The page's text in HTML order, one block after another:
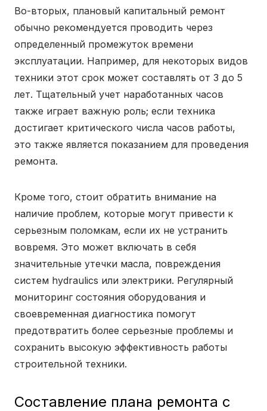
Во-вторых, плановый капитальный ремонт
обычно рекомендуется проводить через
определенный промежуток времени
эксплуатации. Например, для некоторых видов
техники этот срок может составлять от 3 до 5
лет. Тщательный учет наработанных часов
также играет важную роль; если техника
достигает критического числа часов работы,
это также является показанием для проведения
ремонта.
Кроме того, стоит обратить внимание на
наличие проблем, которые могут привести к
серьезным поломкам, если их не устранить
вовремя. Это может включать в себя
значительные утечки масла, повреждения
систем hydraulics или электрики. Регулярный
мониторинг состояния оборудования и
своевременная диагностика помогут
предотвратить более серьезные проблемы и
сохранить высокую эффективность работы
строительной техники.
Составление плана ремонта с